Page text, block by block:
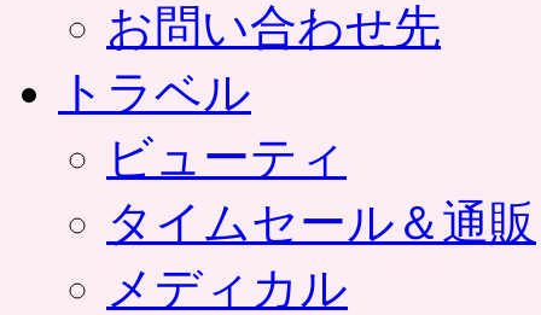
お問い合わせ先
トラベル
ビューティ
タイムセール＆通販
メディカル